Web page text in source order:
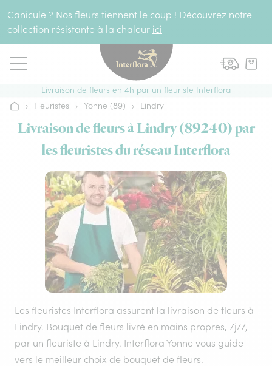
Canicule ? Nos fleurs tiennent le coup ! Découvrez notre
collection résistante à la chaleur ici
Livraison de fleurs en 4h par un fleuriste Interflora
Accueil
› Fleuristes › Yonne (89) › Lindry
Livraison de fleurs à Lindry (89240) par
les fleuristes du réseau Interflora
Les fleuristes Interflora assurent la livraison de fleurs à
Lindry. Bouquet de fleurs livré en mains propres, 7j/7,
par un fleuriste à Lindry. Interflora Yonne vous guide
vers le meilleur choix de bouquet de fleurs.